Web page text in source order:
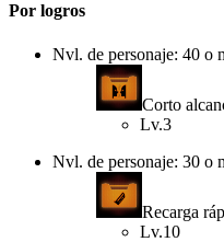
Por logros
Nvl. de personaje: 40 o
Corto
Lv.3
Nvl. de personaje: 30 o
Recarga
Lv.10